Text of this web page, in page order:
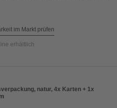
im Markt prüfen
erhältlich
natur, 4x Karten + 1x